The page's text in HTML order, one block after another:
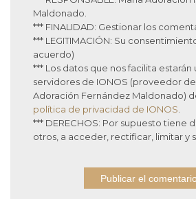
Maldonado.
*** FINALIDAD: Gestionar los
*** LEGITIMACIÓN: Su
acuerdo)
*** Los datos que nos facilita
servidores de IONOS (proveedor
Adoración Fernández Maldonado)
política de privacidad de IONOS
*** DERECHOS: Por supuesto tiene
otros, a acceder, rectificar, limitar y